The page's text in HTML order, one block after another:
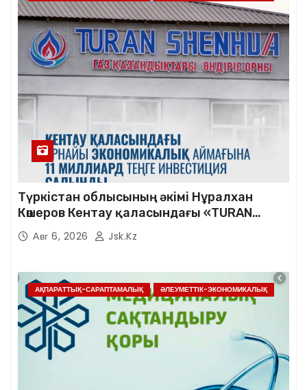
Түркістан облысының әкімі Нұралхан
Көшеров Кентау қаласындағы «TURAN
SHENHUA» зауытының жұмысымен
танысты
Авг 6, 2026 Jsk.kz
АҚПАРАТТЫҚ-САРАПТАМАЛЫҚ ӘЛЕУМЕТТІК-ЭКОНОМИКАЛЫҚ